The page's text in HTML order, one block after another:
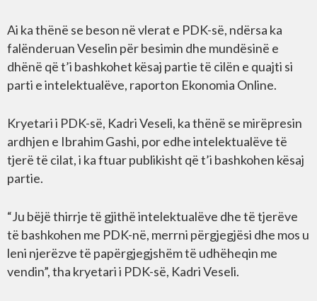
Ai ka thënë se beson në vlerat e PDK-së, ndërsa ka
falënderuan Veselin për besimin dhe mundësinë e
dhënë që t’i bashkohet kësaj partie të cilën e quajti si
parti e intelektualëve, raporton Ekonomia Online.
Kryetari i PDK-së, Kadri Veseli, ka thënë se mirëpresin
ardhjen e Ibrahim Gashi, por edhe intelektualëve të
tjerë të cilat, i ka ftuar publikisht që t’i bashkohen kësaj
partie.
“Ju bëjë thirrje të gjithë intelektualëve dhe të tjerëve
të bashkohen me PDK-në, merrni përgjegjësi dhe mos u
leni njerëzve të papërgjegjshëm të udhëheqin me
vendin”, tha kryetari i PDK-së, Kadri Veseli.